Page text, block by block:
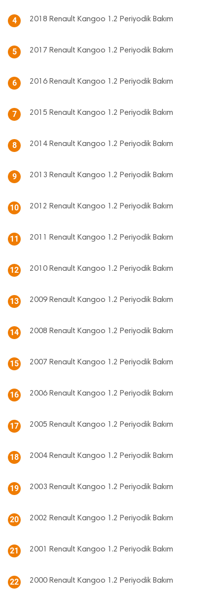
4 2018 Renault Kangoo 1.2 Periyodik Bakım
5 2017 Renault Kangoo 1.2 Periyodik Bakım
6 2016 Renault Kangoo 1.2 Periyodik Bakım
7 2015 Renault Kangoo 1.2 Periyodik Bakım
8 2014 Renault Kangoo 1.2 Periyodik Bakım
9 2013 Renault Kangoo 1.2 Periyodik Bakım
10 2012 Renault Kangoo 1.2 Periyodik Bakım
11 2011 Renault Kangoo 1.2 Periyodik Bakım
12 2010 Renault Kangoo 1.2 Periyodik Bakım
13 2009 Renault Kangoo 1.2 Periyodik Bakım
14 2008 Renault Kangoo 1.2 Periyodik Bakım
15 2007 Renault Kangoo 1.2 Periyodik Bakım
16 2006 Renault Kangoo 1.2 Periyodik Bakım
17 2005 Renault Kangoo 1.2 Periyodik Bakım
18 2004 Renault Kangoo 1.2 Periyodik Bakım
19 2003 Renault Kangoo 1.2 Periyodik Bakım
20 2002 Renault Kangoo 1.2 Periyodik Bakım
21 2001 Renault Kangoo 1.2 Periyodik Bakım
22 2000 Renault Kangoo 1.2 Periyodik Bakım